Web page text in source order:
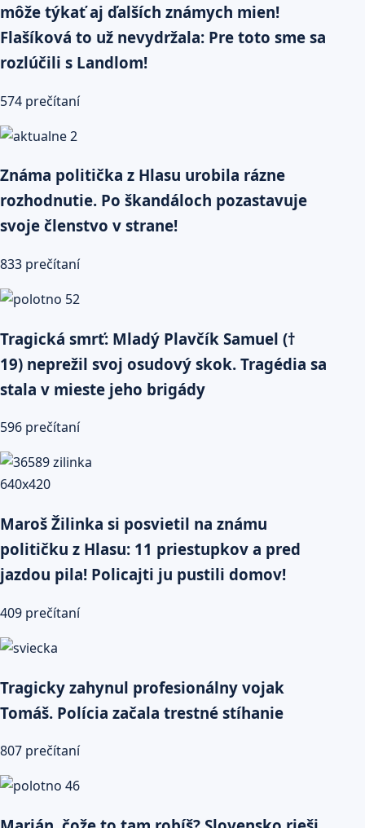
môže týkať aj ďalších známych mien!
Flašíková to už nevydržala: Pre toto sme sa
rozlúčili s Landlom!
574 prečítaní
Známa politička z Hlasu urobila rázne
rozhodnutie. Po škandáloch pozastavuje
svoje členstvo v strane!
833 prečítaní
Tragická smrť: Mladý Plavčík Samuel (†
19) neprežil svoj osudový skok. Tragédia sa
stala v mieste jeho brigády
596 prečítaní
Maroš Žilinka si posvietil na známu
političku z Hlasu: 11 priestupkov a pred
jazdou pila! Policajti ju pustili domov!
409 prečítaní
Tragicky zahynul profesionálny vojak
Tomáš. Polícia začala trestné stíhanie
807 prečítaní